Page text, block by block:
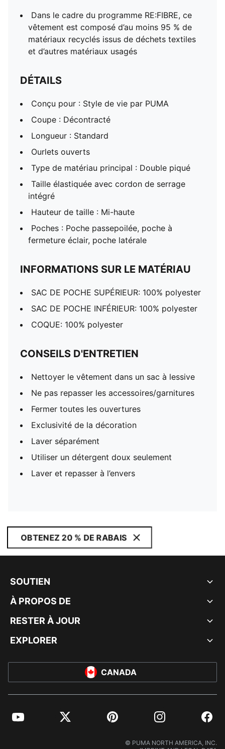
Dans le cadre du programme RE:FIBRE, ce
vêtement est composé d’au moins 95 % de
matériaux recyclés issus de déchets textiles
et d’autres matériaux usagés
DÉTAILS
Conçu pour : Style de vie par PUMA
Coupe : Décontracté
Longueur : Standard
Ourlets ouverts
Type de matériau principal : Double piqué
Taille élastiquée avec cordon de serrage
intégré
Hauteur de taille : Mi-haute
Poches : Poche passepoilée, poche à
fermeture éclair, poche latérale
INFORMATIONS SUR LE MATÉRIAU
SAC DE POCHE SUPÉRIEUR: 100% polyester
SAC DE POCHE INFÉRIEUR: 100% polyester
COQUE: 100% polyester
CONSEILS D'ENTRETIEN
Nettoyer le vêtement dans un sac à lessive
Ne pas repasser les accessoires/garnitures
Fermer toutes les ouvertures
Exclusivité de la décoration
Laver séparément
Utiliser un détergent doux seulement
Laver et repasser à l’envers
OBTENEZ 20 % DE RABAIS
SOUTIEN
À PROPOS DE
RESTER À JOUR
EXPLORER
CANADA
YouTube Twitter Pinterest Instagram
© PUMA NORTH AMERICA, INC.